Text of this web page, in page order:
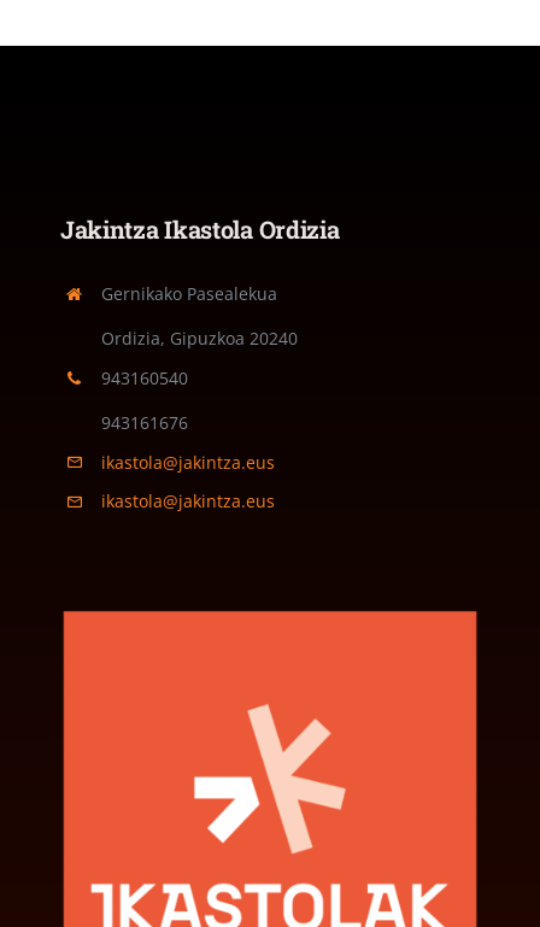
Jakintza Ikastola Ordizia
Gernikako Pasealekua
Ordizia, Gipuzkoa 20240
943160540
943161676
ikastola@jakintza.eus
ikastola@jakintza.eus